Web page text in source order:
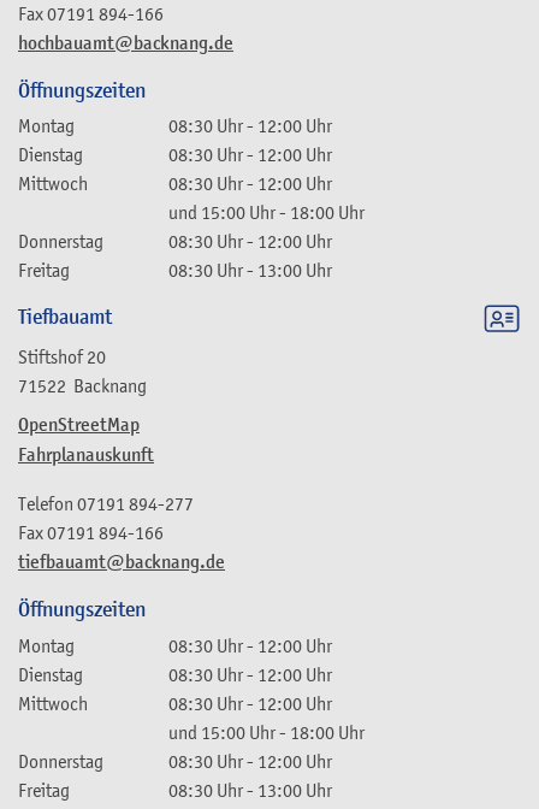
hochbauamt@backnang.de
Fax07191 894-166
Öffnungszeiten
Montag 08:30 Uhr- 12:00 Uhr
Dienstag
08:30 Uhr- 12:00 Uhr
Mittwoch
08:30 Uhr- 12:00 Uhr
und 15:00 Uhr- 18:00 Uhr
Donnerstag
08:30 Uhr- 12:00 Uhr
Freitag
08:30 Uhr- 13:00 Uhr
Tiefbauamt
Stiftshof 20
71522 Backnang
OpenStreetMap
Fahrplanauskunft
tiefbauamt@backnang.de
Telefon 07191 894-277
Fax07191 894-166
Öffnungszeiten
Montag 08:30 Uhr- 12:00 Uhr
Dienstag
08:30 Uhr- 12:00 Uhr
Mittwoch
08:30 Uhr- 12:00 Uhr
und 15:00 Uhr- 18:00 Uhr
Donnerstag
08:30 Uhr- 12:00 Uhr
Freitag
08:30 Uhr- 13:00 Uhr